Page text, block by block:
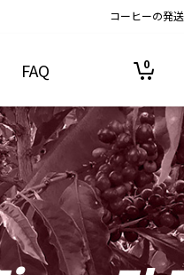
コーヒーの発
FAQ 0